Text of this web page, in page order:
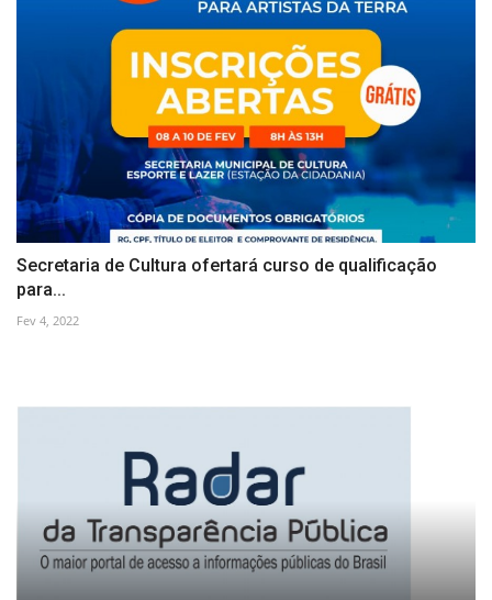
Secretaria de Cultura ofertará curso de qualificação
para...
Fev 4, 2022